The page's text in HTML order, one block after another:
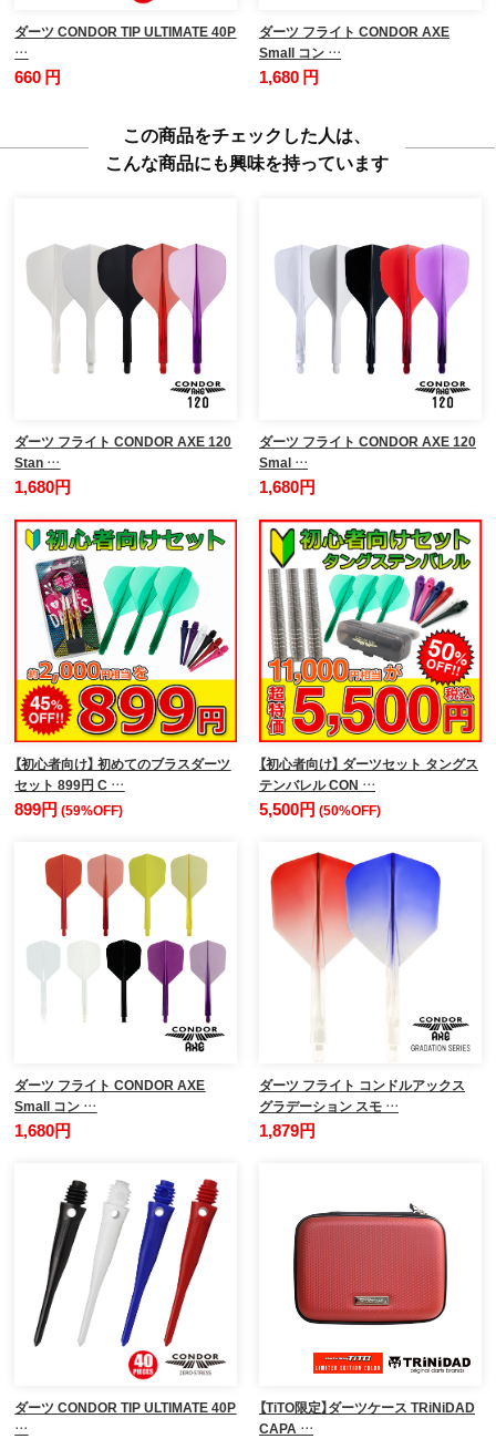
ダーツ CONDOR TIP ULTIMATE 40P
…
660 円
ダーツ フライト CONDOR AXE
Small コン …
1,680 円
この商品をチェックした人は、
こんな商品にも興味を持っています
ダーツ フライト CONDOR AXE 120
Stan …
1,680円
ダーツ フライト CONDOR AXE 120
Smal …
1,680円
【初心者向け】 初めてのブラスダーツ
セット 899円 C …
899円(59%OFF)
【初心者向け】 ダーツセット タングス
テンバレル CON …
5,500円 (50%OFF)
ダーツ フライト CONDOR AXE
Small コン …
1,680円
ダーツ フライト コンドルアックス
グラデーション スモ …
1,879円
ダーツ CONDOR TIP ULTIMATE 40P
…
【TiTO限定】ダーツケース TRiNiDAD
CAPA …